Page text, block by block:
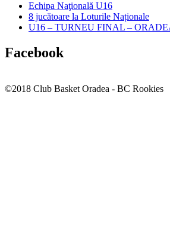
Echipa Naţională U16
8 jucătoare la Loturile Naționale
U16 – TURNEU FINAL –
Facebook
©2018 Club Basket Oradea - BC Rookies